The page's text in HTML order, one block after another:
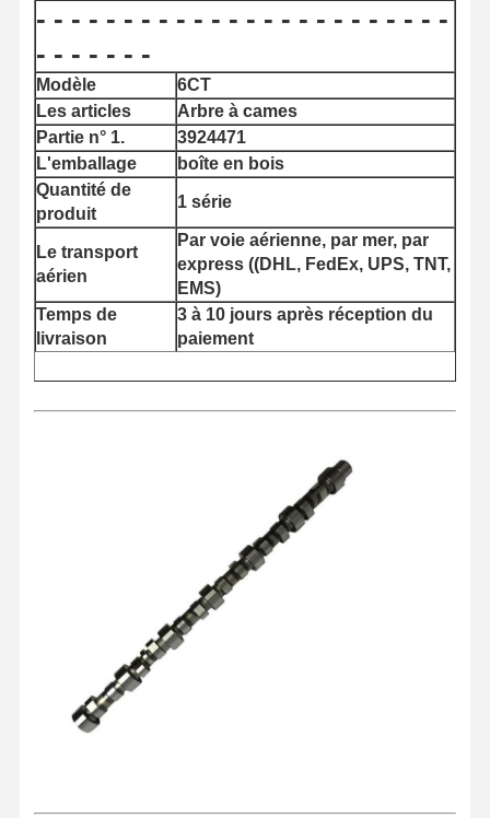
- - - - - - - - - - - - - - - - - - - - - - - -
- - - - - - -
Modèle
6CT
Les articles
Arbre à cames
Partie n° 1.
3924471
L'emballage
boîte en bois
Quantité de
produit
1 série
Le transport
aérien
Par voie aérienne, par mer, par
express ((DHL, FedEx, UPS, TNT,
EMS)
Temps de
livraison
3 à 10 jours après réception du
paiement